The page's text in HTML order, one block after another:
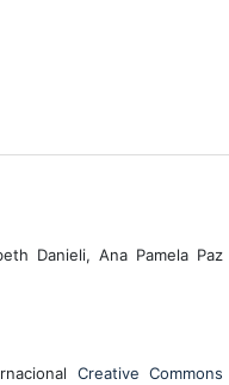
Danieli, Ana Pamela Paz
Creative Commons